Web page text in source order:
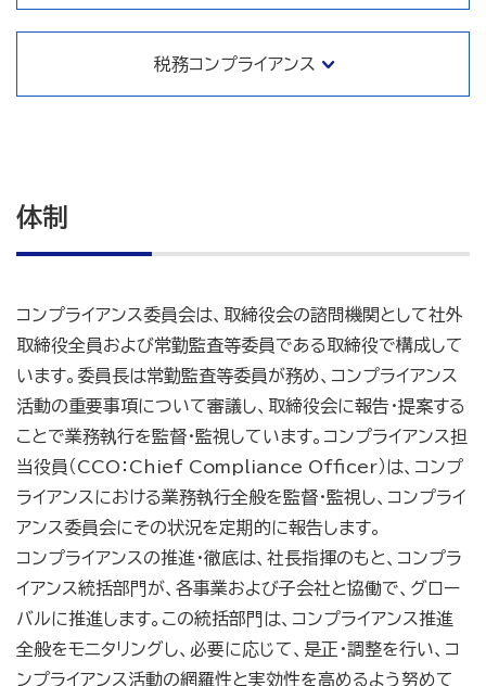
税務コンプライアンス
体制
コンプライアンス委員会は、取締役会の諮問機関として社外
取締役全員および常勤監査等委員である取締役で構成して
います。委員長は常勤監査等委員が務め、コンプライアンス
活動の重要事項について審議し、取締役会に報告・提案する
ことで業務執行を監督・監視しています。コンプライアンス担
当役員（CCO：Chief Compliance Officer）は、コンプ
ライアンスにおける業務執行全般を監督・監視し、コンプライ
アンス委員会にその状況を定期的に報告します。
コンプライアンスの推進・徹底は、社長指揮のもと、コンプラ
イアンス統括部門が、各事業および子会社と協働で、グロー
バルに推進します。この統括部門は、コンプライアンス推進
全般をモニタリングし、必要に応じて、是正・調整を行い、コ
ンプライアンス活動の網羅性と実効性を高めるよう努めて